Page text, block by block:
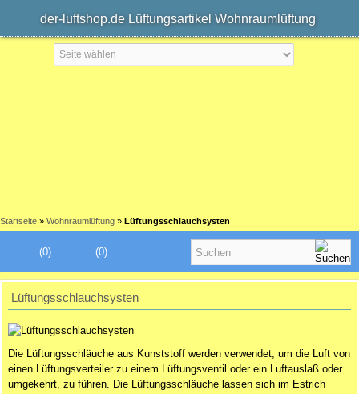
der-luftshop.de Lüftungsartikel Wohnraumlüftung
Startseite » Wohnraumlüftung » Lüftungsschlauchsysten
(0)
(0)
Lüftungsschlauchsysten
Die Lüftungsschläuche aus Kunststoff werden verwendet, um die Luft von
einen Lüftungsverteiler zu einem Lüftungsventil oder ein Luftauslaß oder
umgekehrt, zu führen. Die Lüftungsschläuche lassen sich im Estrich